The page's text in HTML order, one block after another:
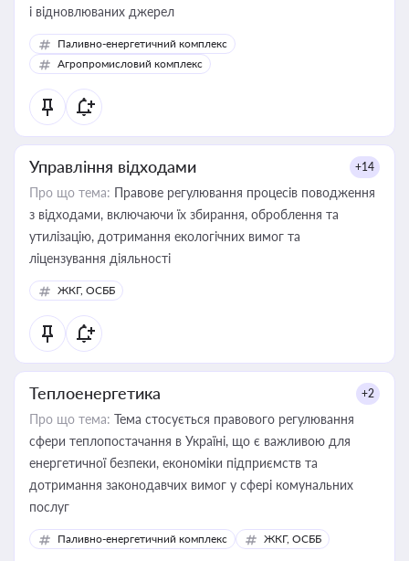
і відновлюваних джерел
Паливно-енергетичний комплекс
Агропромисловий комплекс
Управління відходами +14
Про що тема: Правове регулювання процесів поводження
з відходами, включаючи їх збирання, оброблення та
утилізацію, дотримання екологічних вимог та
ліцензування діяльності
ЖКГ, ОСББ
Теплоенергетика +2
Про що тема: Тема стосується правового регулювання
сфери теплопостачання в Україні, що є важливою для
енергетичної безпеки, економіки підприємств та
дотримання законодавчих вимог у сфері комунальних
послуг
Паливно-енергетичний комплекс ЖКГ, ОСББ